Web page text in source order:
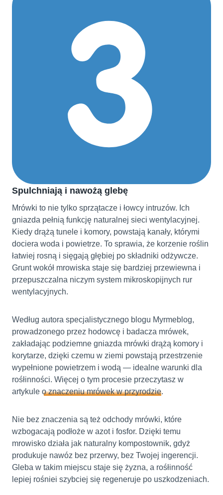
Spulchniają i nawożą glebę
Mrówki to nie tylko sprzątacze i łowcy intruzów. Ich
gniazda pełnią funkcję naturalnej sieci wentylacyjnej.
Kiedy drążą tunele i komory, powstają kanały, którymi
dociera woda i powietrze. To sprawia, że korzenie roślin
łatwiej rosną i sięgają głębiej po składniki odżywcze.
Grunt wokół mrowiska staje się bardziej przewiewna i
przepuszczalna niczym system mikroskopijnych rur
wentylacyjnych.
Według autora specjalistycznego blogu Myrmeblog,
prowadzonego przez hodowcę i badacza mrówek,
zakładając podziemne gniazda mrówki drążą komory i
korytarze, dzięki czemu w ziemi powstają przestrzenie
wypełnione powietrzem i wodą — idealne warunki dla
rośłinności. Więcej o tym procesie przeczytasz w
artykule o znaczeniu mrówek w przyrodzie.
Nie bez znaczenia są też odchody mrówki, które
wzbogacają podłoże w azot i fosfor. Dzięki temu
mrowisko działa jak naturalny kompostownik, gdyż
produkuje nawóz bez przerwy, bez Twojej ingerencji.
Gleba w takim miejscu staje się żyzna, a rośłinność
lepiej rośniei szybciej się regeneruje po uszkodzeniach.